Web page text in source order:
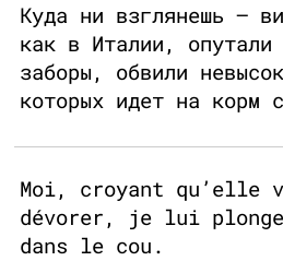
Куда ни взглянешь —
как в Италии, опутали
заборы, обвили
которых идет на корм
Moi, croyant qu’elle
dévorer, je lui
dans le cou.